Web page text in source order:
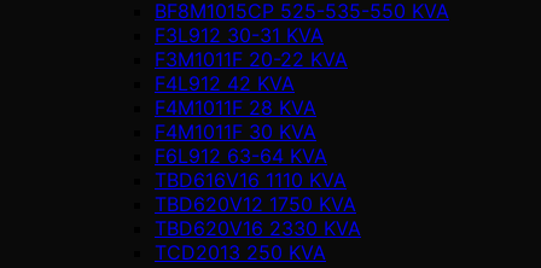
BF8M1015CP 525-535-550 KVA
F3L912 30-31 KVA
F3M1011F 20-22 KVA
F4L912 42 KVA
F4M1011F 28 KVA
F4M1011F 30 KVA
F6L912 63-64 KVA
TBD616V16 1110 KVA
TBD620V12 1750 KVA
TBD620V16 2330 KVA
TCD2013 250 KVA